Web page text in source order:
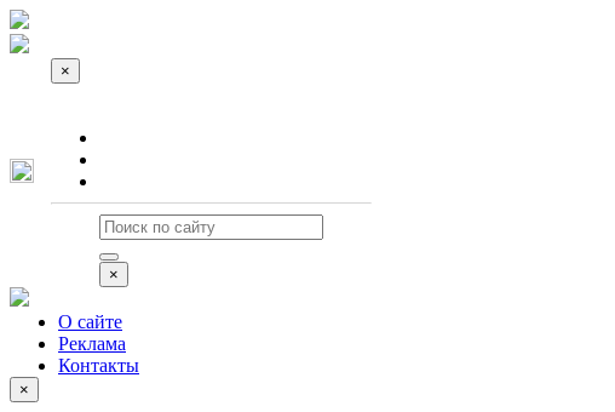
×
×
О сайте
Реклама
Контакты
×